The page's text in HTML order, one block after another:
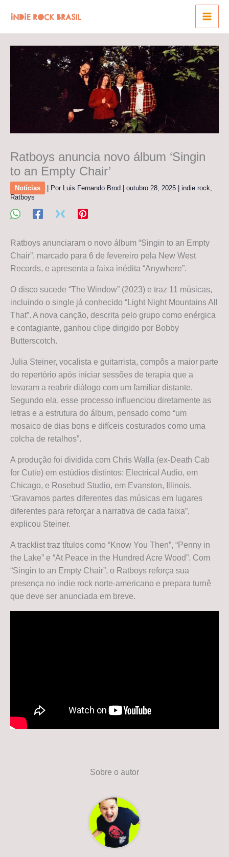
para
o
conteúdo
Ratboys anuncia novo álbum ‘Singin
to an Empty Chair’
Notícias | Por Luis Fernando Brod | outubro 28, 2025 | indie rock
Ratboys
Ratboys anunciaram o novo álbum “Singin to an Empty
Chair”, marcado para 6 de fevereiro pela New West
Records, e apresenta a faixa inédita “Anywhere”.
O disco sucede “The Window” (2023) e traz 11 músicas,
incluindo o single já conhecido “Light Night Mountains All
That”. A nova canção, descrita pelo grupo como enérgica
e contagiante, ganhou clipe dirigido por Bobby
Butterscotch.
Julia Steiner, vocalista e guitarrista, compôs a maior parte
do repertório após iniciar sessões de terapia que a
levaram a reabrir diálogo com um familiar distante.
Segundo ela, esse processo influenciou diretamente as
letras e a estrutura do álbum, pensado como “um
mosaico de dias bons e difíceis costurados como uma
colcha de retalhos”.
A produção foi dividida com Chris Walla (ex-Death Cab
for Cutie) em estúdios distintos: Electrical Audio, em
Chicago, e Rosebud Studio, em Evanston, Illinois.
“Gravamos partes diferentes das músicas em lugares
diferentes para reforçar a narrativa de cada faixa”,
explicou Steiner.
A tracklist traz títulos como “Know You Then”, “Penny in
the Lake” e “At Peace in the Hundred Acre Wood”. Com
“Singin to an Empty Chair”, o Ratboys reforça sua
presença no indie rock norte-americano e prepara turnê
que deve ser anunciada em breve.
Sobre o autor